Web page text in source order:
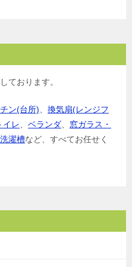
ております。
ン(台所)、 換気扇(レンジフ
イレ、 ベランダ、 窓ガラス・
濯槽など、すべてお任せく